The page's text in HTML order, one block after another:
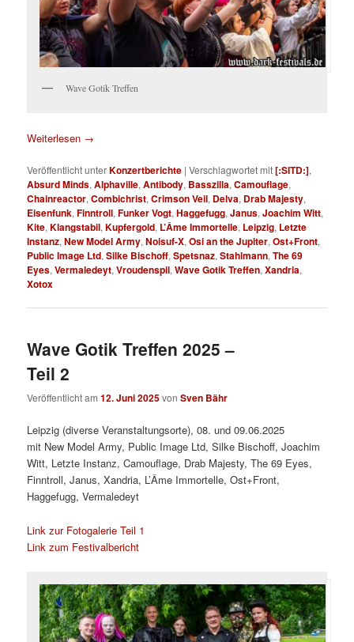
Wave Gotik Treffen
Weiterlesen →
Veröffentlicht unterKonzertberichte |Verschlagwortet mit[:SITD:],
Absurd Minds,Alphaville,Antibody, Basszilla,Camouflage,
Chainreactor,Combichrist,Crimson Veil, Delva, Drab Majesty,
Eisenfunk,Finntroll,Funker Vogt,Haggefugg,Janus,Joachim Witt,
Kite,Klangstabil,Kupfergold, L’Âme Immortelle, Leipzig, Letzte
Instanz,New Model Army,Noisuf-X,Osi an the Jupiter,Ost+Front,
Public Image Ltd,Silke Bischoff,Spetsnaz,Stahlmann,The 69
Eyes,Vermaledeyt,Vroudenspil,Wave Gotik Treffen,Xandria,
Xotox
Wave Gotik Treffen 2025 –
Teil 2
Veröffentlicht am12. Juni 2025vonSven Bähr
Leipzig (diverse Veranstaltungsorte), 08. und 09.06.2025
mit New Model Army, Public Image Ltd, Silke Bischoff, Joachim
Witt, Letzte Instanz, Camouflage, Drab Majesty, The 69 Eyes,
Finntroll, Janus, Xandria, L’Âme Immortelle, Ost+Front,
Haggefugg, Vermaledeyt
Link zur Fotogalerie Teil 1
Link zum Festivalbericht